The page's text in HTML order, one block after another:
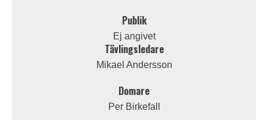
Publik
Ej angivet
Tävlingsledare
Mikael Andersson
Domare
Per Birkefall